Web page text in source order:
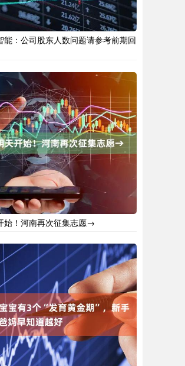
能：公司股东人数问题请参考前期回
始！河南再次征集志愿→